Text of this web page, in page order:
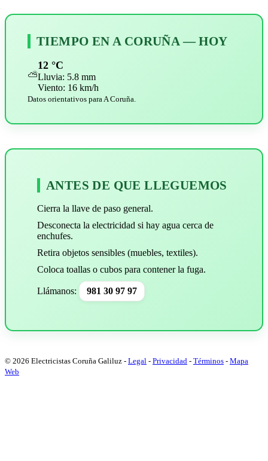
TIEMPO EN A CORUÑA — HOY
⛅
12 °C
Lluvia: 5.8 mm
Viento: 16 km/h
Datos orientativos para A Coruña.
ANTES DE QUE LLEGUEMOS
Cierra la llave de paso general.
Desconecta la electricidad si hay agua cerca de
enchufes.
Retira objetos sensibles (muebles, textiles).
Coloca toallas o cubos para contener la fuga.
Llámanos: 981 30 97 97
© 2026 Electricistas Coruña Galiluz - Legal - Privacidad - Términos - Mapa
Web